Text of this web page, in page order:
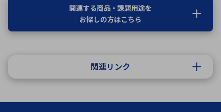
関連する商品・課題用途を
お探しの方はこちら
関連リンク